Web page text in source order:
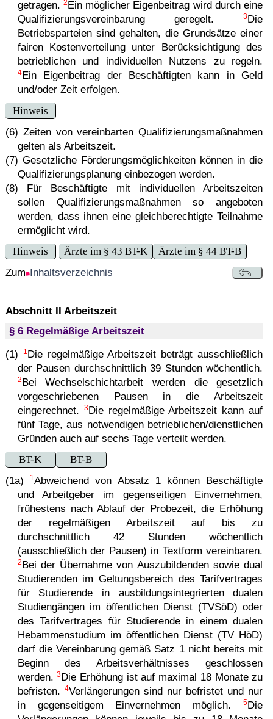
getragen. 2 Ein möglicher Eigenbeitrag wird durch eine
Qualifizierungsvereinbarung geregelt.3 Die
Betriebsparteien sind gehalten, die Grundsätze einer
fairen Kostenverteilung unter Berücksichtigung des
betrieblichen und individuellen Nutzens zu regeln.
4Ein Eigenbeitrag der Beschäftigten kann in Geld
und/oder Zeit erfolgen.
Hinweis
(6) Zeiten von vereinbarten Qualifizierungsmaßnahmen
gelten als Arbeitszeit.
(7) Gesetzliche Förderungsmöglichkeiten können in die
Qualifizierungsplanung einbezogen werden.
(8) Für Beschäftigte mit individuellen Arbeitszeiten
sollen Qualifizierungsmaßnahmen so angeboten
werden, dass ihnen eine gleichberechtigte Teilnahme
ermöglicht wird.
Hinweis
Ärzte im § 43 BT-K
Ärzte im § 44 BT-B
Zum Inhaltsverzeichnis
Abschnitt II Arbeitszeit
§ 6 Regelmäßige Arbeitszeit
(1)
1 Die regelmäßige Arbeitszeit beträgt ausschließlich
der Pausen durchschnittlich 39 Stunden wöchentlich.
2Bei Wechselschichtarbeit werden die gesetzlich
vorgeschriebenen Pausen in die Arbeitszeit
eingerechnet.
3Die regelmäßige Arbeitszeit kann auf
fünf Tage, aus notwendigen betrieblichen/dienstlichen
Gründen auch auf sechs Tage verteilt werden.
BT-K
BT-B
(1a)
1 Abweichend von Absatz 1 können Beschäftigte
und Arbeitgeber im gegenseitigen Einvernehmen,
frühestens nach Ablauf der Probezeit, die Erhöhung
der regelmäßigen Arbeitszeit auf bis zu
durchschnittlich 42 Stunden wöchentlich
(ausschließlich der Pausen) in Textform vereinbaren.
2 Bei der Übernahme von Auszubildenden sowie dual
Studierenden im Geltungsbereich des Tarifvertrages
für Studierende in ausbildungsintegrierten dualen
Studiengängen im öffentlichen Dienst (TVSöD) oder
des Tarifvertrages für Studierende in einem dualen
Hebammenstudium im öffentlichen Dienst (TV HöD)
darf die Vereinbarung gemäß Satz 1 nicht bereits mit
Beginn des Arbeitsverhältnisses geschlossen
werden.3 Die Erhöhung ist auf maximal 18 Monate zu
befristen.
4Verlängerungen sind nur befristet und nur
in gegenseitigem Einvernehmen möglich.5 Die